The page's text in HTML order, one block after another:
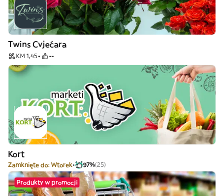
Twins Cvjećara
KM 1,45 --
Kort
Zamknięte do: Wtorek 97%(25)
Produkty w promocji